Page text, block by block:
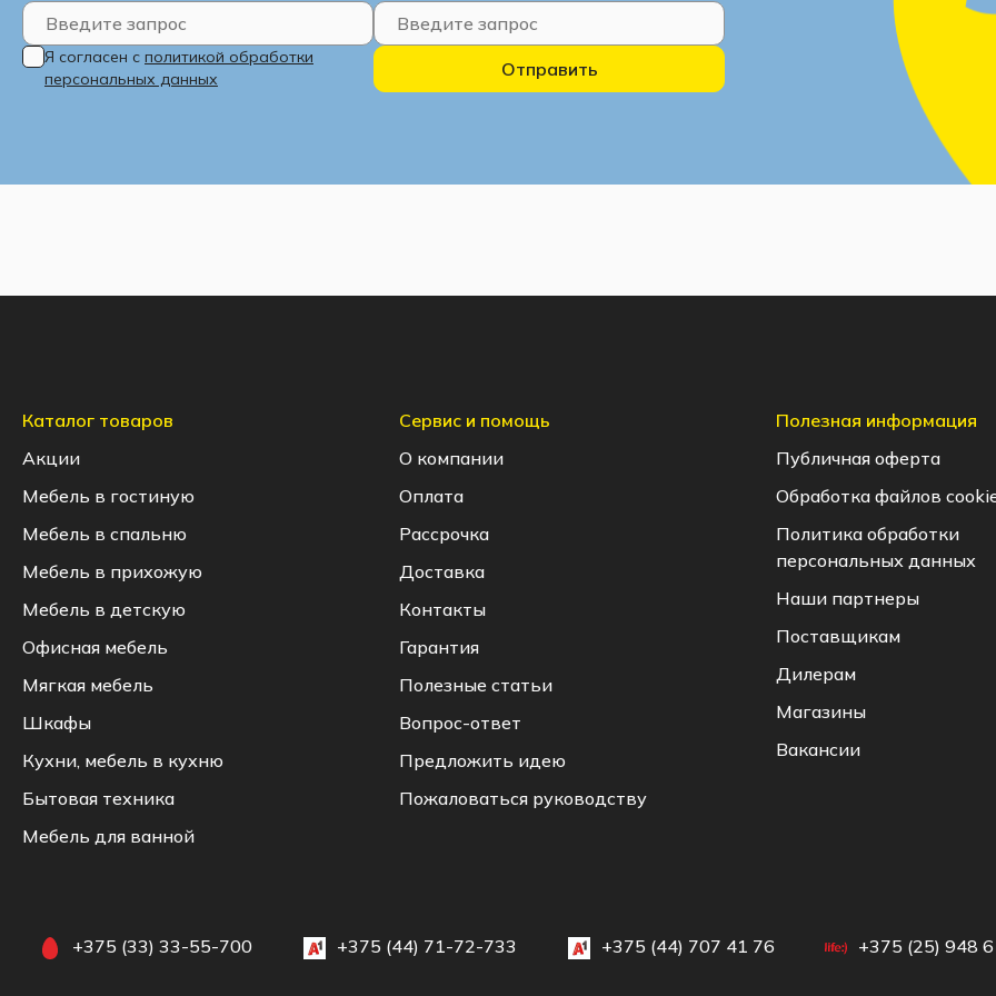
Я согласен с политикой обработки
персональных данных
Отправить
Каталог товаров
Акции
Мебель в гостиную
Мебель в спальню
Мебель в прихожую
Мебель в детскую
Офисная мебель
Мягкая мебель
Шкафы
Кухни, мебель в кухню
Бытовая техника
Мебель для ванной
Сервис и помощь
О компании
Оплата
Рассрочка
Доставка
Контакты
Гарантия
Полезные статьи
Вопрос-ответ
Предложить идею
Пожаловаться руководству
Полезная информация
Публичная оферта
Обработка файлов
Политика обработки
персональных данных
Наши партнеры
Поставщикам
Дилерам
Магазины
Вакансии
+375 (33) 33-55-700 +375 (44) 71-72-733 +375 (44) 707 41 76 +375 (25) 948